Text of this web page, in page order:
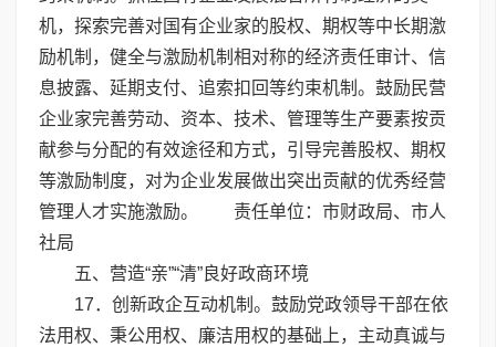
机，探索完善对国有企业家的股权、期权等中长期激
励机制，健全与激励机制相对称的经济责任审计、信
息披露、延期支付、追索扣回等约束机制。鼓励民营
企业家完善劳动、资本、技术、管理等生产要素按贡
献参与分配的有效途径和方式，引导完善股权、期权
等激励制度，对为企业发展做出突出贡献的优秀经营
管理人才实施激励。 责任单位：市财政局、市人
社局
五、营造“亲”“清”良好政商环境
17．创新政企互动机制。鼓励党政领导干部在依
法用权、秉公用权、廉洁用权的基础上，主动真诚与